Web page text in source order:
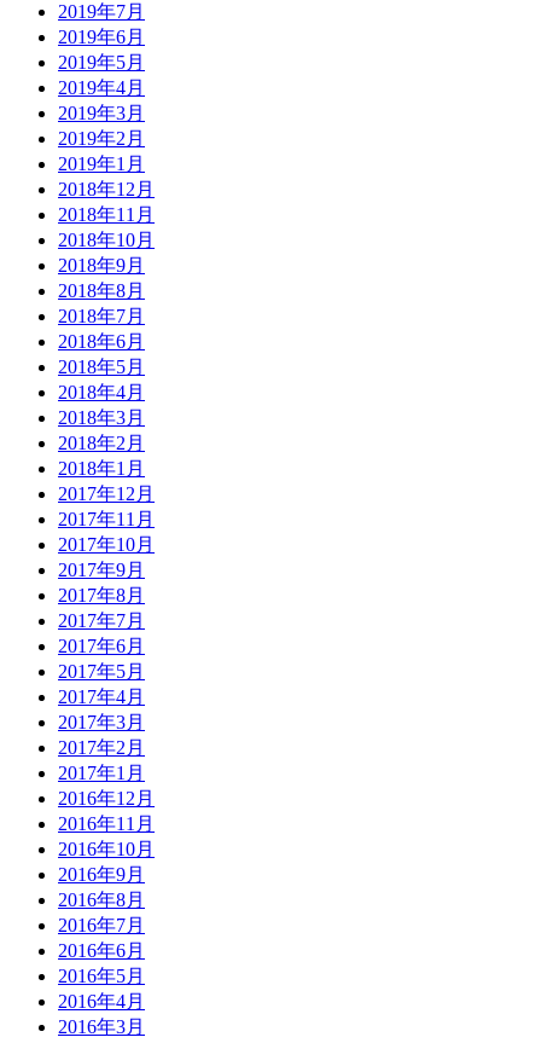
2019年7月
2019年6月
2019年5月
2019年4月
2019年3月
2019年2月
2019年1月
2018年12月
2018年11月
2018年10月
2018年9月
2018年8月
2018年7月
2018年6月
2018年5月
2018年4月
2018年3月
2018年2月
2018年1月
2017年12月
2017年11月
2017年10月
2017年9月
2017年8月
2017年7月
2017年6月
2017年5月
2017年4月
2017年3月
2017年2月
2017年1月
2016年12月
2016年11月
2016年10月
2016年9月
2016年8月
2016年7月
2016年6月
2016年5月
2016年4月
2016年3月